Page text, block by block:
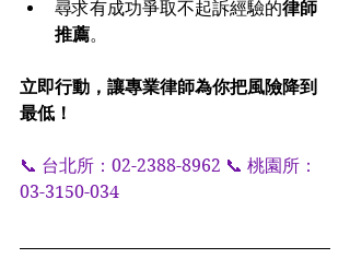
尋求有成功爭取不起訴經驗的律師
推薦。
立即行動，讓專業律師為你把風險降到
最低！
📞 台北所：02-2388-8962 📞 桃園所：
03-3150-034